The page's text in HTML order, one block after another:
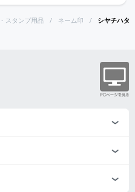
スタンプ用品 ネーム印 シヤチハ